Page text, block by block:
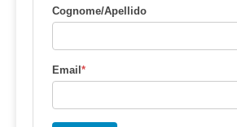
Cognome/Apellido
Email*